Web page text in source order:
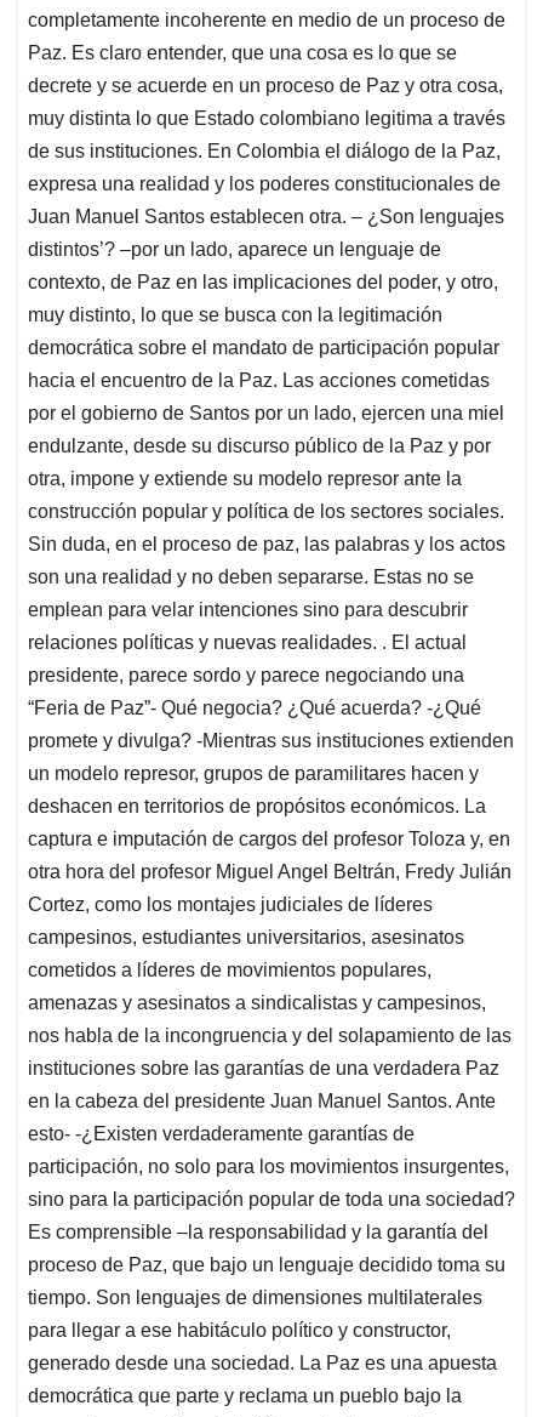
completamente incoherente en medio de un proceso de
Paz. Es claro entender, que una cosa es lo que se
decrete y se acuerde en un proceso de Paz y otra cosa,
muy distinta lo que Estado colombiano legitima a través
de sus instituciones. En Colombia el diálogo de la Paz,
expresa una realidad y los poderes constitucionales de
Juan Manuel Santos establecen otra. – ¿Son lenguajes
distintos’? –por un lado, aparece un lenguaje de
contexto, de Paz en las implicaciones del poder, y otro,
muy distinto, lo que se busca con la legitimación
democrática sobre el mandato de participación popular
hacia el encuentro de la Paz. Las acciones cometidas
por el gobierno de Santos por un lado, ejercen una miel
endulzante, desde su discurso público de la Paz y por
otra, impone y extiende su modelo represor ante la
construcción popular y política de los sectores sociales.
Sin duda, en el proceso de paz, las palabras y los actos
son una realidad y no deben separarse. Estas no se
emplean para velar intenciones sino para descubrir
relaciones políticas y nuevas realidades. . El actual
presidente, parece sordo y parece negociando una
“Feria de Paz”- Qué negocia? ¿Qué acuerda? -¿Qué
promete y divulga? -Mientras sus instituciones extienden
un modelo represor, grupos de paramilitares hacen y
deshacen en territorios de propósitos económicos. La
captura e imputación de cargos del profesor Toloza y, en
otra hora del profesor Miguel Angel Beltrán, Fredy Julián
Cortez, como los montajes judiciales de líderes
campesinos, estudiantes universitarios, asesinatos
cometidos a líderes de movimientos populares,
amenazas y asesinatos a sindicalistas y campesinos,
nos habla de la incongruencia y del solapamiento de las
instituciones sobre las garantías de una verdadera Paz
en la cabeza del presidente Juan Manuel Santos. Ante
esto- -¿Existen verdaderamente garantías de
participación, no solo para los movimientos insurgentes,
sino para la participación popular de toda una sociedad?
Es comprensible –la responsabilidad y la garantía del
proceso de Paz, que bajo un lenguaje decidido toma su
tiempo. Son lenguajes de dimensiones multilaterales
para llegar a ese habitáculo político y constructor,
generado desde una sociedad. La Paz es una apuesta
democrática que parte y reclama un pueblo bajo la